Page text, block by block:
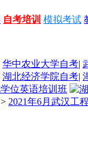
自考培训 模拟考试
华中农业大学自考|
湖北经济学院自考|
> 2021年6月武汉工